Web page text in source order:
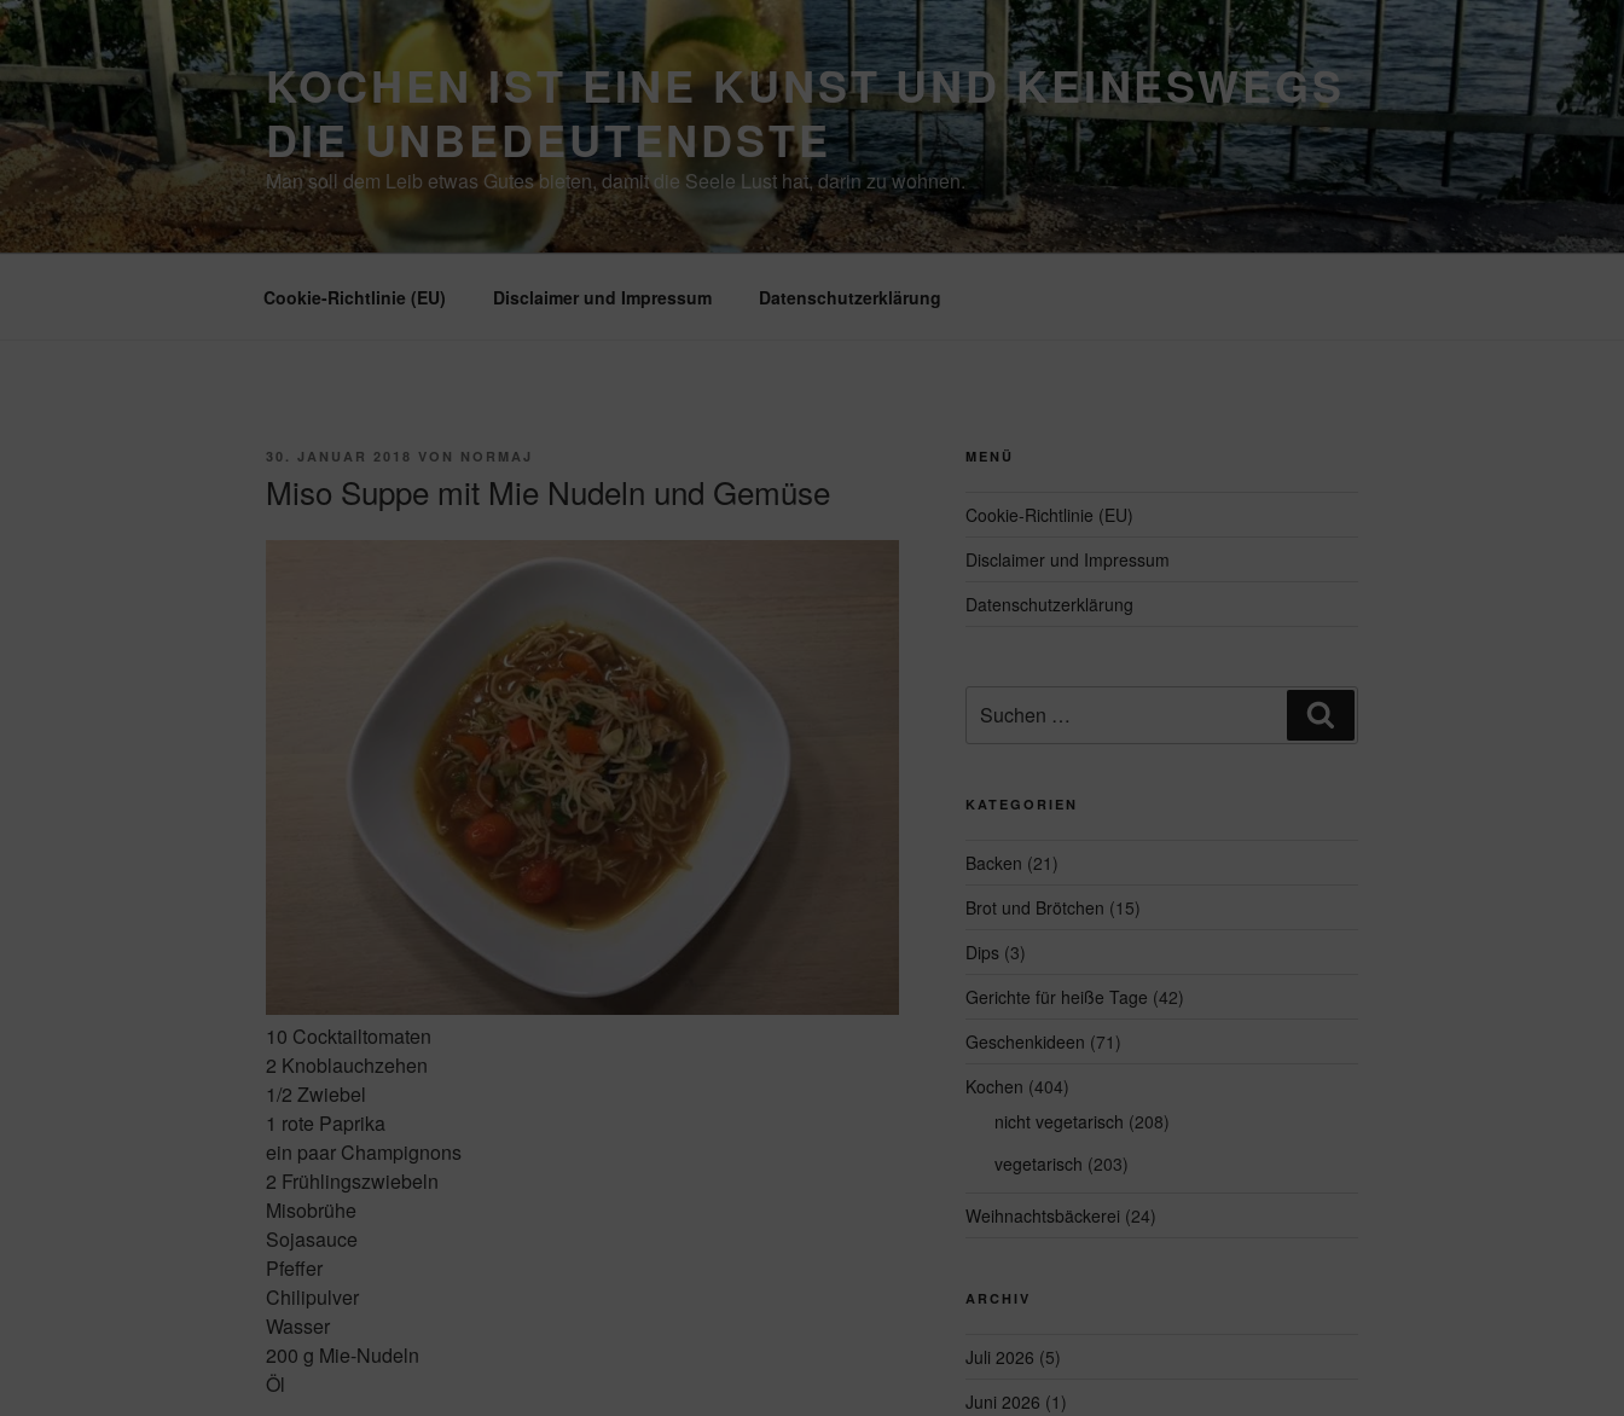
Zum
Inhalt
springen
KOCHEN IST EINE KUNST UND KEINESWEGS
DIE UNBEDEUTENDSTE
Man soll dem Leib etwas Gutes bieten, damit die Seele Lust hat, darin zu wohnen.
Cookie-Richtlinie (EU) Disclaimer und Impressum Datenschutzerklärung
VERÖFFENTLICHT
30. JANUAR 2018 VON NORMAJ
Miso Suppe mit Mie Nudeln und Gemüse
10 Cocktailtomaten
2 Knoblauchzehen
1/2 Zwiebel
1 rote Paprika
ein paar Champignons
2 Frühlingszwiebeln
Misobrühe
Sojasauce
Pfeffer
Chilipulver
Wasser
200 g Mie-Nudeln
Öl
MENÜ
Cookie-Richtlinie (EU)
Disclaimer und Impressum
Datenschutzerklärung
nach:
KATEGORIEN
Backen (21)
Brot und Brötchen (15)
Dips(3)
Gerichte für heiße Tage (42)
Geschenkideen (71)
Kochen (404)
nicht vegetarisch (208)
vegetarisch (203)
Weihnachtsbäckerei (24)
ARCHIV
Juli 2026 (5)
Juni 2026 (1)